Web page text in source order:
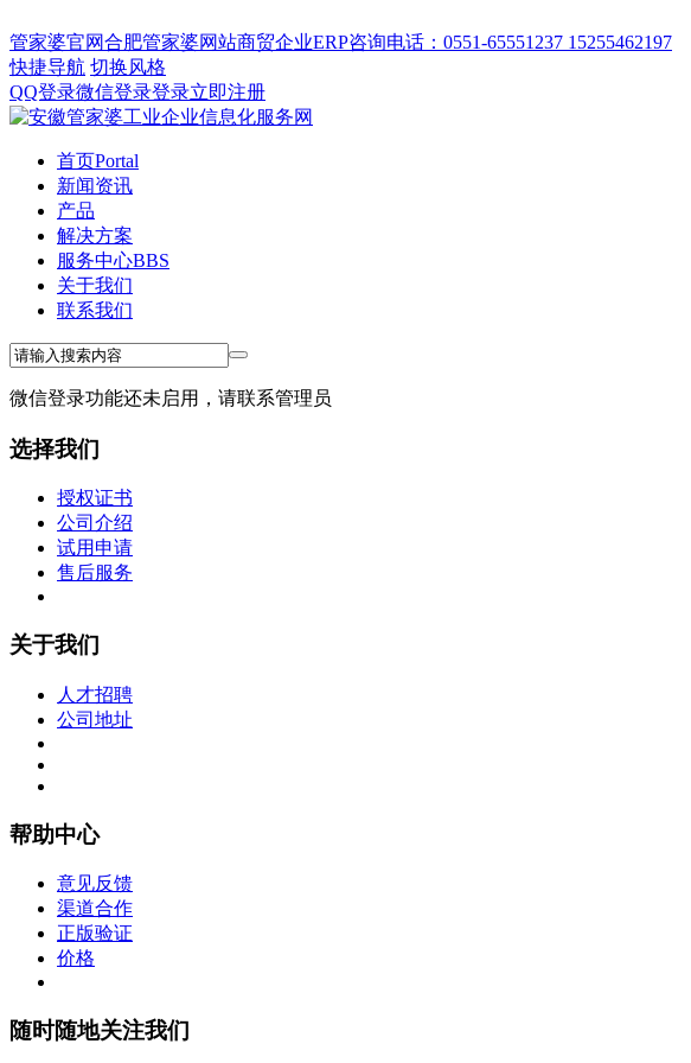
管家婆官网合肥管家婆网站商贸企业ERP咨询电话：0551-65551237 15255462197
快捷导航 切换风格
QQ登录微信登录登录立即注册
首页Portal
新闻资讯
产品
解决方案
服务中心BBS
关于我们
联系我们
微信登录功能还未启用，请联系管理员
选择我们
授权证书
公司介绍
试用申请
售后服务
关于我们
人才招聘
公司地址
帮助中心
意见反馈
渠道合作
正版验证
价格
随时随地关注我们